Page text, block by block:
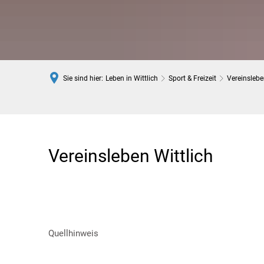
Sie sind hier: Leben in Wittlich Sport & Freizeit
Vereinsleben Wittlich
Quellhinweis